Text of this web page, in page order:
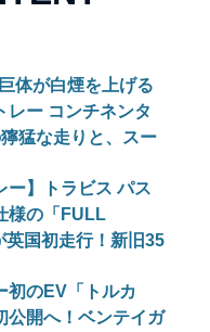
体が白煙を上げる
レー コンチネンタ
猛な走りと、スー
ー】トラビス パス
様の「FULL
英国初走行！新旧35
初のEV「トルカ
公開へ！ベンテイガ